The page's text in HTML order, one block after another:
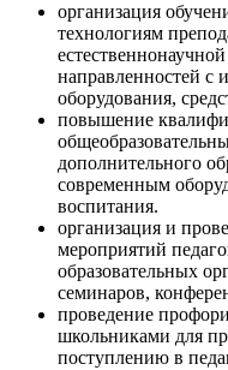
организация
технологиям
направленностей с
оборудования,
повышение
дополнительного
современным
воспитания.
организация и
мероприятий
образовательных
семинаров,
проведение
школьниками для
поступлению в